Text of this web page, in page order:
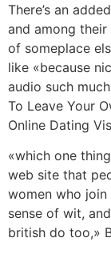
There’s an
and among
of someplace
like «because
audio such
To Leave Your
Online Dating
«which one
web site that
women who
sense of wit,
british do too,»